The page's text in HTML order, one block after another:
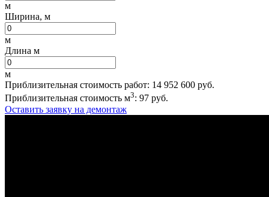
м
Ширина, м
м
Длина м
м
Приблизительная стоимость работ: 14 952 600 руб.
Приблизительная стоимость м3: 97 руб.
Оставить заявку на демонтаж